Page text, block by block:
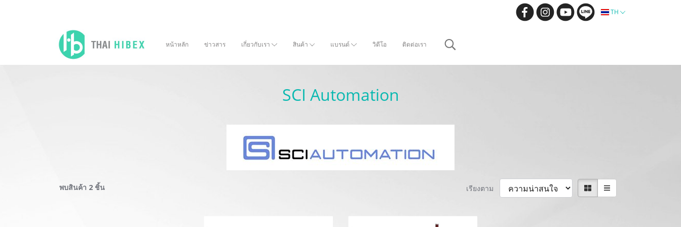
TH
หน้าหลัก ข่าวสาร เกี่ยวกับเรา สินค้า แบรนด์ วิดีโอ ติดต่อเรา
SCI Automation
พบสินค้า 2 ชิ้น เรียงตาม